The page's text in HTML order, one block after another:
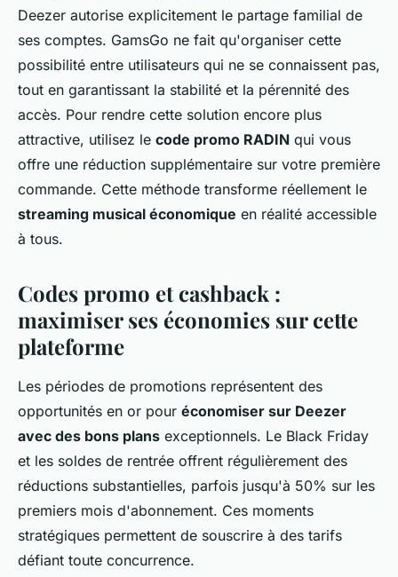
Deezer autorise explicitement le partage familial de
ses comptes. GamsGo ne fait qu'organiser cette
possibilité entre utilisateurs qui ne se connaissent pas,
tout en garantissant la stabilité et la pérennité des
accès. Pour rendre cette solution encore plus
attractive, utilisez le code promo RADIN qui vous
offre une réduction supplémentaire sur votre première
commande. Cette méthode transforme réellement le
streaming musical économique en réalité accessible
à tous.
Codes promo et cashback :
maximiser ses économies sur cette
plateforme
Les périodes de promotions représentent des
opportunités en or pour économiser sur Deezer
avec des bons plans exceptionnels. Le Black Friday
et les soldes de rentrée offrent régulièrement des
réductions substantielles, parfois jusqu'à 50% sur les
premiers mois d'abonnement. Ces moments
stratégiques permettent de souscrire à des tarifs
défiant toute concurrence.